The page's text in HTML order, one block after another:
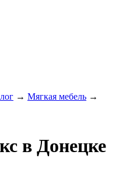
→ Мягкая мебель →
в Донецке